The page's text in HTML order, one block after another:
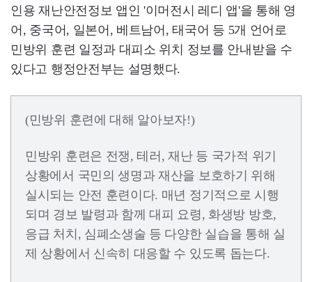
인용 재난안전정보 앱인 '이머전시 레디 앱'을 통해 영
어, 중국어, 일본어, 베트남어, 태국어 등 5개 언어로
민방위 훈련 일정과 대피소 위치 정보를 안내받을 수
있다고 행정안전부는 설명했다.
(민방위 훈련에 대해 알아보자!)
민방위 훈련은 전쟁, 테러, 재난 등 국가적 위기
상황에서 국민의 생명과 재산을 보호하기 위해
실시되는 안전 훈련이다. 매년 정기적으로 시행
되며 경보 발령과 함께 대피 요령, 화생방 방호,
응급 처치, 심폐소생술 등 다양한 실습을 통해 실
제 상황에서 신속히 대응할 수 있도록 돕는다.